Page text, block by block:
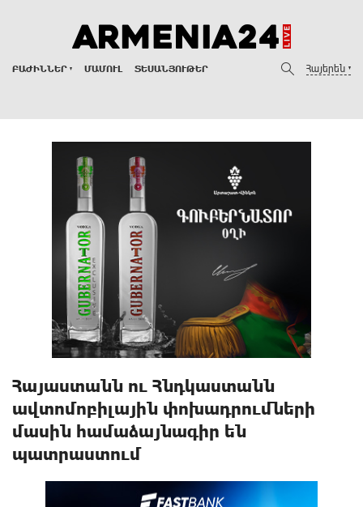
ԲԱԺԻՆՆԵՐ ՄԱՄՈՒԼ ՏԵՍԱՆՅՈՒԹԵՐ Հայերեն
Հայաստանն ու Հնդկաստանն
ավտոմոբիլային փոխադրումների
մասին համաձայնագիր են
պատրաստում